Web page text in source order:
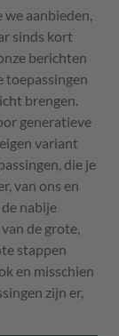
aanbieden,
sinds kort
berichten
toepassingen
brengen.
generatieve
variant
die je
van ons en
nabije
de grote,
stappen
en misschien
zijn er,